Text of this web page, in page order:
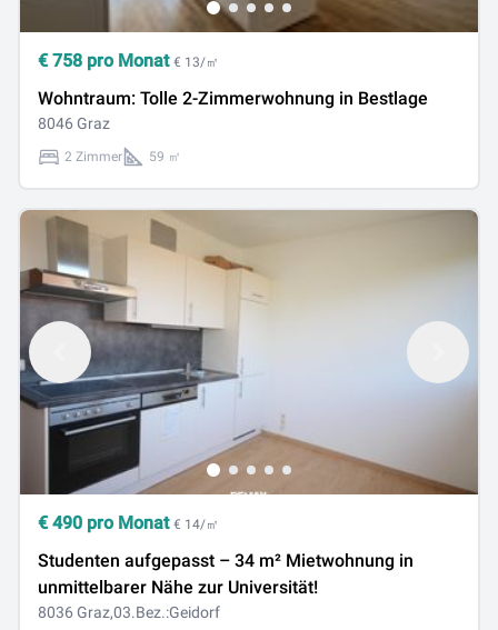
€ 758 pro Monat € 13/㎡
Wohntraum: Tolle 2-Zimmerwohnung in Bestlage
8046 Graz
2 Zimmer 59 ㎡
€ 490 pro Monat € 14/㎡
Studenten aufgepasst – 34 m² Mietwohnung in
unmittelbarer Nähe zur Universität!
8036 Graz,03.Bez.:Geidorf